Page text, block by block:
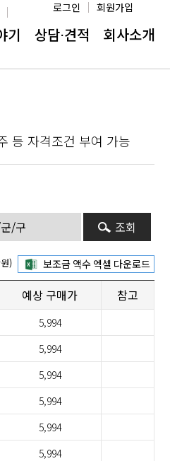
로그인 회원가입
기 상담⋅견적 회사소개
등 자격조건 부여 가능
조회
)
예상 구매가 참고
5,994
5,994
5,994
5,994
5,994
5,994